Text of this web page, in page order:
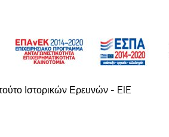
Ιστορικών Ερευνών - EIE